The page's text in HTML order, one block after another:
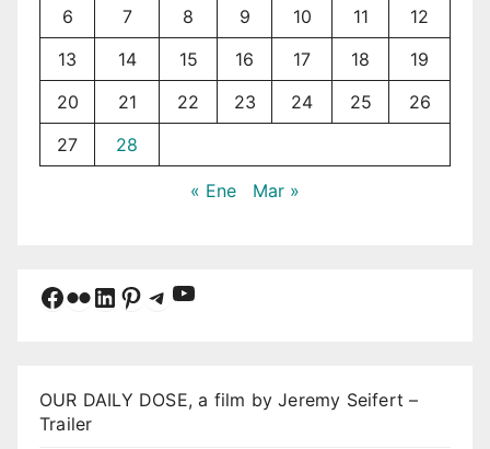
6 7 8 9 10 11
12
13
14 15 16 17 18
19
20
21 22 23 24 25
26
27
28
« Ene Mar »
Facebook
Flickr
LinkedIn
Pinterest
Telegram
YouTube
OUR DAILY DOSE, a film by Jeremy Seifert –
Trailer